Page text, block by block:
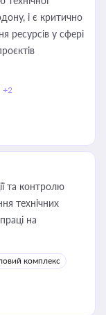
і є критично
ресурсів у сфері
+2
та контролю
технічних
на
комплекс